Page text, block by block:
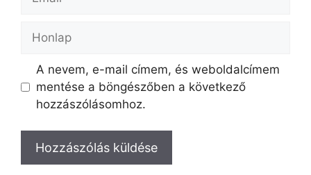
A nevem, e-mail címem, és weboldalcímem
mentése a böngészőben a következő
hozzászólásomhoz.